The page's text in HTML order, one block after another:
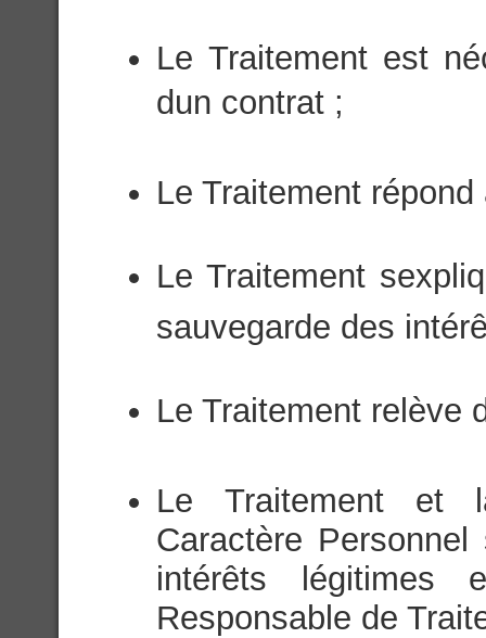
Le Traitement est
dun contrat ;
Le Traitement
Le Traitement
sauvegarde des
Le Traitement relève
Le Traitement et
Caractère
intérêts légitimes
Responsable de